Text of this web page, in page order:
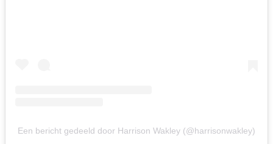
Een bericht gedeeld door Harrison Wakley (@harrisonwakley)